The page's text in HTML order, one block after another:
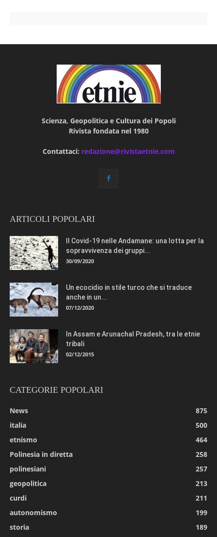
Scienza, Geopolitica e Cultura dei Popoli
Rivista fondata nel 1980
Contattaci: redazione@rivistaetnie.com
ARTICOLI POPOLARI
Il Covid-19 nelle Andamane: una lotta per la
sopravvivenza dei gruppi...
30/09/2020
Un ecocidio in stile turco che si traduce
anche in un...
07/12/2020
In Assam e Arunachal Pradesh, tra le etnie
tribali
02/12/2015
CATEGORIE POPOLARI
News
875
italia
500
etnismo
464
Polinesia in diretta
258
polinesiani
257
geopolitica
213
curdi
211
autonomismo
199
storia
189